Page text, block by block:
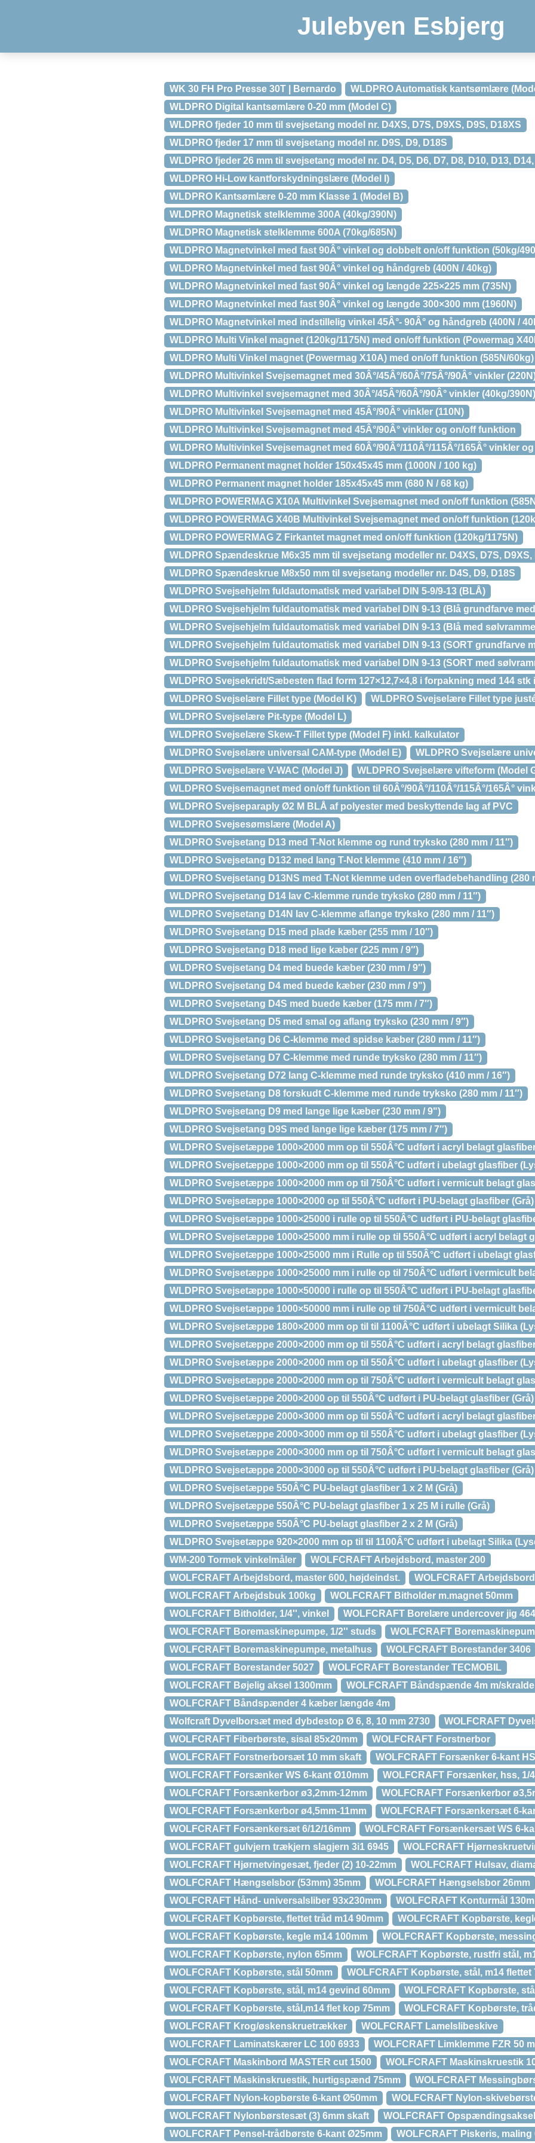
Julebyen Esbjerg
WK 30 FH Pro Presse 30T | Bernardo
WLDPRO Automatisk kantsømlære
WLDPRO Digital kantsømlære 0-20 mm (Model C)
WLDPRO fjeder 10 mm til svejsetang model nr. D4XS, D7S, D9XS, D9S, D18XS
WLDPRO fjeder 17 mm til svejsetang model nr. D9S, D9, D18S
WLDPRO fjeder 26 mm til svejsetang model nr. D4, D5, D6, D7, D8, D10, D13,
WLDPRO Hi-Low kantforskydningslære (Model I)
WLDPRO Kantsømlære 0-20 mm Klasse 1 (Model B)
WLDPRO Magnetisk stelklemme 300A (40kg/390N)
WLDPRO Magnetisk stelklemme 600A (70kg/685N)
WLDPRO Magnetvinkel med fast 90Â° vinkel og dobbelt on/off funktion (50kg/
WLDPRO Magnetvinkel med fast 90Â° vinkel og håndgreb (400N / 40kg)
WLDPRO Magnetvinkel med fast 90Â° vinkel og længde 225×225 mm (735N)
WLDPRO Magnetvinkel med fast 90Â° vinkel og længde 300×300 mm (1960N)
WLDPRO Magnetvinkel med indstillelig vinkel 45Â°- 90Â° og håndgreb (400N /
WLDPRO Multi Vinkel magnet (120kg/1175N) med on/off funktion (Powermag
WLDPRO Multi Vinkel magnet (Powermag X10A) med on/off funktion (585N/60kg)
WLDPRO Multivinkel Svejsemagnet med 30Â°/45Â°/60Â°/75Â°/90Â° vinkler
WLDPRO Multivinkel svejsemagnet med 30Â°/45Â°/60Â°/90Â° vinkler (40kg/390N)
WLDPRO Multivinkel Svejsemagnet med 45Â°/90Â° vinkler (110N)
WLDPRO Multivinkel Svejsemagnet med 45Â°/90Â° vinkler og on/off funktion
WLDPRO Multivinkel Svejsemagnet med 60Â°/90Â°/110Â°/115Â°/165Â° vinkler
WLDPRO Permanent magnet holder 150x45x45 mm (1000N / 100 kg)
WLDPRO Permanent magnet holder 185x45x45 mm (680 N / 68 kg)
WLDPRO POWERMAG X10A Multivinkel Svejsemagnet med on/off funktion
WLDPRO POWERMAG X40B Multivinkel Svejsemagnet med on/off funktion
WLDPRO POWERMAG Z Firkantet magnet med on/off funktion (120kg/1175N)
WLDPRO Spændeskrue M6x35 mm til svejsetang modeller nr. D4XS, D7S, D9XS,
WLDPRO Spændeskrue M8x50 mm til svejsetang modeller nr. D4S, D9, D18S
WLDPRO Svejsehjelm fuldautomatisk med variabel DIN 5-9/9-13 (BLÅ)
WLDPRO Svejsehjelm fuldautomatisk med variabel DIN 9-13 (Blå grundfarve
WLDPRO Svejsehjelm fuldautomatisk med variabel DIN 9-13 (Blå med
WLDPRO Svejsehjelm fuldautomatisk med variabel DIN 9-13 (SORT grundfarve
WLDPRO Svejsehjelm fuldautomatisk med variabel DIN 9-13 (SORT med
WLDPRO Svejsekridt/Sæbesten flad form 127×12,7×4,8 i forpakning med 144 stk
WLDPRO Svejselære Fillet type (Model K)
WLDPRO Svejselære Fillet type
WLDPRO Svejselære Pit-type (Model L)
WLDPRO Svejselære Skew-T Fillet type (Model F) inkl. kalkulator
WLDPRO Svejselære universal CAM-type (Model E)
WLDPRO Svejselære
WLDPRO Svejselære V-WAC (Model J)
WLDPRO Svejselære vifteform (Model
WLDPRO Svejsemagnet med on/off funktion til 60Â°/90Â°/110Â°/115Â°/165Â°
WLDPRO Svejseparaply Ø2 M BLÅ af polyester med beskyttende lag af PVC
WLDPRO Svejsesømslære (Model A)
WLDPRO Svejsetang D13 med T-Not klemme og rund tryksko (280 mm / 11″)
WLDPRO Svejsetang D132 med lang T-Not klemme (410 mm / 16″)
WLDPRO Svejsetang D13NS med T-Not klemme uden overfladebehandling (280
WLDPRO Svejsetang D14 lav C-klemme runde tryksko (280 mm / 11″)
WLDPRO Svejsetang D14N lav C-klemme aflange tryksko (280 mm / 11″)
WLDPRO Svejsetang D15 med plade kæber (255 mm / 10″)
WLDPRO Svejsetang D18 med lige kæber (225 mm / 9″)
WLDPRO Svejsetang D4 med buede kæber (230 mm / 9″)
WLDPRO Svejsetang D4 med buede kæber (230 mm / 9")
WLDPRO Svejsetang D4S med buede kæber (175 mm / 7″)
WLDPRO Svejsetang D5 med smal og aflang tryksko (230 mm / 9″)
WLDPRO Svejsetang D6 C-klemme med spidse kæber (280 mm / 11″)
WLDPRO Svejsetang D7 C-klemme med runde tryksko (280 mm / 11″)
WLDPRO Svejsetang D72 lang C-klemme med runde tryksko (410 mm / 16″)
WLDPRO Svejsetang D8 forskudt C-klemme med runde tryksko (280 mm / 11″)
WLDPRO Svejsetang D9 med lange lige kæber (230 mm / 9")
WLDPRO Svejsetang D9S med lange lige kæber (175 mm / 7″)
WLDPRO Svejsetæppe 1000×2000 mm op til 550Â°C udført i acryl belagt
WLDPRO Svejsetæppe 1000×2000 mm op til 550Â°C udført i ubelagt glasfiber
WLDPRO Svejsetæppe 1000×2000 mm op til 750Â°C udført i vermicult belagt
WLDPRO Svejsetæppe 1000×2000 op til 550Â°C udført i PU-belagt glasfiber (Grå)
WLDPRO Svejsetæppe 1000×25000 i rulle op til 550Â°C udført i PU-belagt
WLDPRO Svejsetæppe 1000×25000 mm i rulle op til 550Â°C udført i acryl belagt
WLDPRO Svejsetæppe 1000×25000 mm i Rulle op til 550Â°C udført i ubelagt
WLDPRO Svejsetæppe 1000×25000 mm i rulle op til 750Â°C udført i vermicult
WLDPRO Svejsetæppe 1000×50000 i rulle op til 550Â°C udført i PU-belagt
WLDPRO Svejsetæppe 1000×50000 mm i rulle op til 750Â°C udført i vermicult
WLDPRO Svejsetæppe 1800×2000 mm op til til 1100Â°C udført i ubelagt Silika
WLDPRO Svejsetæppe 2000×2000 mm op til 550Â°C udført i acryl belagt
WLDPRO Svejsetæppe 2000×2000 mm op til 550Â°C udført i ubelagt glasfiber
WLDPRO Svejsetæppe 2000×2000 mm op til 750Â°C udført i vermicult belagt
WLDPRO Svejsetæppe 2000×2000 op til 550Â°C udført i PU-belagt glasfiber (Grå)
WLDPRO Svejsetæppe 2000×3000 mm op til 550Â°C udført i acryl belagt
WLDPRO Svejsetæppe 2000×3000 mm op til 550Â°C udført i ubelagt glasfiber
WLDPRO Svejsetæppe 2000×3000 mm op til 750Â°C udført i vermicult belagt
WLDPRO Svejsetæppe 2000×3000 op til 550Â°C udført i PU-belagt glasfiber (Grå)
WLDPRO Svejsetæppe 550Â°C PU-belagt glasfiber 1 x 2 M (Grå)
WLDPRO Svejsetæppe 550Â°C PU-belagt glasfiber 1 x 25 M i rulle (Grå)
WLDPRO Svejsetæppe 550Â°C PU-belagt glasfiber 2 x 2 M (Grå)
WLDPRO Svejsetæppe 920×2000 mm op til til 1100Â°C udført i ubelagt Silika
WM-200 Tormek vinkelmåler
WOLFCRAFT Arbejdsbord, master 200
WOLFCRAFT Arbejdsbord, master 600, højdeindst.
WOLFCRAFT
WOLFCRAFT Arbejdsbuk 100kg
WOLFCRAFT Bitholder m.magnet 50mm
WOLFCRAFT Bitholder, 1/4'', vinkel
WOLFCRAFT Borelære undercover jig
WOLFCRAFT Boremaskinepumpe, 1/2'' studs
WOLFCRAFT
WOLFCRAFT Boremaskinepumpe, metalhus
WOLFCRAFT Borestander 3406
WOLFCRAFT Borestander 5027
WOLFCRAFT Borestander TECMOBIL
WOLFCRAFT Bøjelig aksel 1300mm
WOLFCRAFT Båndspænde 4m m/
WOLFCRAFT Båndspænder 4 kæber længde 4m
Wolfcraft Dyvelborsæt med dybdestop Ø 6, 8, 10 mm 2730
WOLFCRAFT
WOLFCRAFT Fiberbørste, sisal 85x20mm
WOLFCRAFT Forstnerbor
WOLFCRAFT Forstnerborsæt 10 mm skaft
WOLFCRAFT Forsænker 6-kant
WOLFCRAFT Forsænker WS 6-kant Ø10mm
WOLFCRAFT Forsænker, hss, 1/
WOLFCRAFT Forsænkerbor ø3,2mm-12mm
WOLFCRAFT Forsænkerbor
WOLFCRAFT Forsænkerbor ø4,5mm-11mm
WOLFCRAFT Forsænkersæt 6-
WOLFCRAFT Forsænkersæt 6/12/16mm
WOLFCRAFT Forsænkersæt WS 6-
WOLFCRAFT gulvjern trækjern slagjern 3i1 6945
WOLFCRAFT
WOLFCRAFT Hjørnetvingesæt, fjeder (2) 10-22mm
WOLFCRAFT Hulsav,
WOLFCRAFT Hængselsbor (53mm) 35mm
WOLFCRAFT Hængselsbor 26mm
WOLFCRAFT Hånd- universalsliber 93x230mm
WOLFCRAFT Konturmål
WOLFCRAFT Kopbørste, flettet tråd m14 90mm
WOLFCRAFT Kopbørste,
WOLFCRAFT Kopbørste, kegle m14 100mm
WOLFCRAFT Kopbørste,
WOLFCRAFT Kopbørste, nylon 65mm
WOLFCRAFT Kopbørste, rustfri stål,
WOLFCRAFT Kopbørste, stål 50mm
WOLFCRAFT Kopbørste, stål, m14 flettet
WOLFCRAFT Kopbørste, stål, m14 gevind 60mm
WOLFCRAFT Kopbørste,
WOLFCRAFT Kopbørste, stål,m14 flet kop 75mm
WOLFCRAFT Kopbørste,
WOLFCRAFT Krog/øskenskruetrækker
WOLFCRAFT Lamelslibeskive
WOLFCRAFT Laminatskærer LC 100 6933
WOLFCRAFT Limklemme FZR 50
WOLFCRAFT Maskinbord MASTER cut 1500
WOLFCRAFT Maskinskruestik
WOLFCRAFT Maskinskruestik, hurtigspænd 75mm
WOLFCRAFT
WOLFCRAFT Nylon-kopbørste 6-kant Ø50mm
WOLFCRAFT Nylon-
WOLFCRAFT Nylonbørstesæt (3) 6mm skaft
WOLFCRAFT
WOLFCRAFT Pensel-trådbørste 6-kant Ø25mm
WOLFCRAFT Piskeris, maling